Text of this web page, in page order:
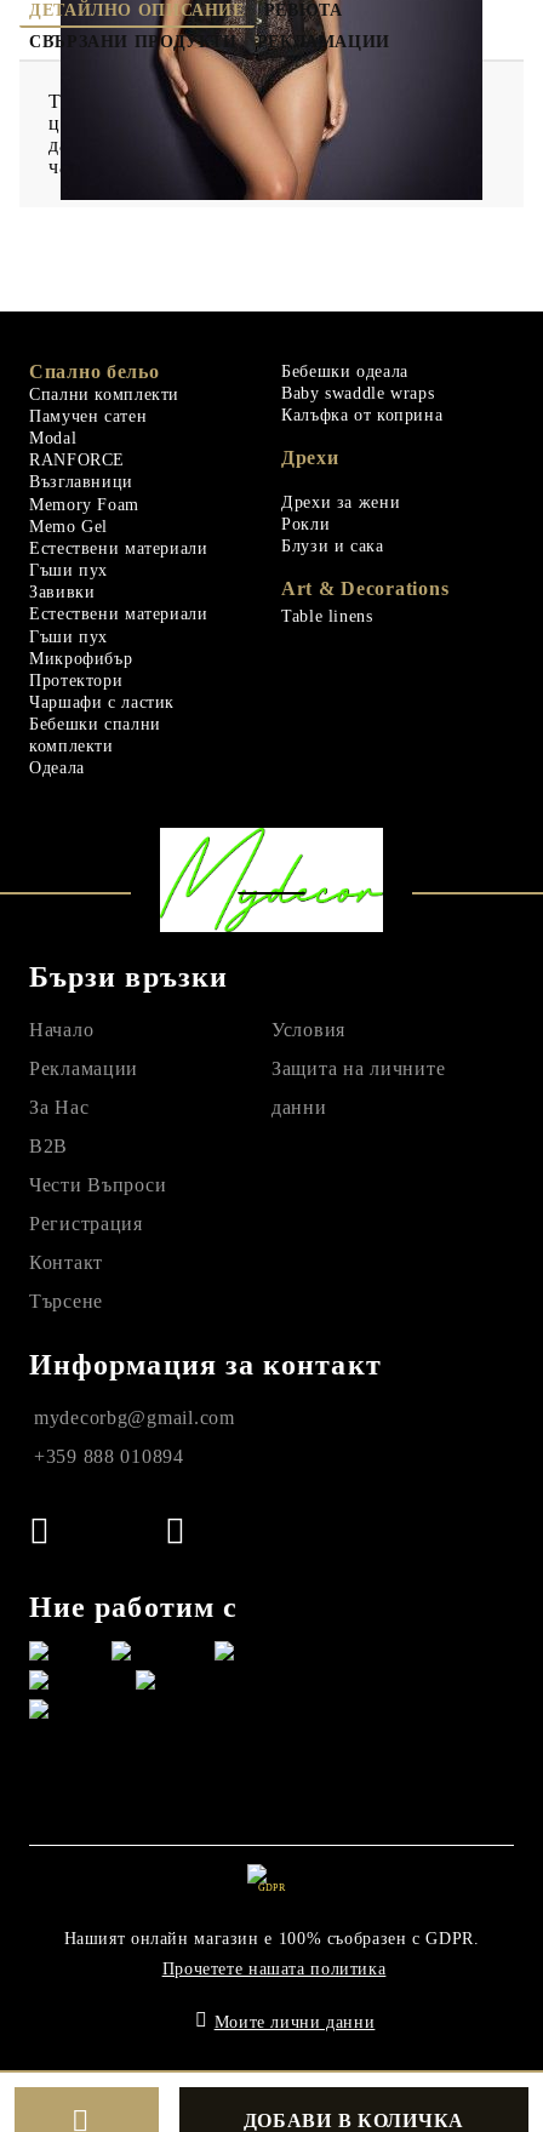
ДЕТАЙЛНО ОПИСАНИЕ
РЕВЮТА
СВЪРЗАНИ ПРОДУКТИ
РЕКЛАМАЦИИ
Този корсет е с подплатени чашки и с телесен
цвят подплата, за да даде илюзия на кожа под
дантелата. Има сребърни катарами в предната
част.
Спално бельо
Спални комплекти
Памучен сатен
Modal
RANFORCE
Възглавници
Memory Foam
Memo Gel
Естествени материали
Гъши пух
Завивки
Естествени материали
Гъши пух
Микрофибър
Протектори
Чаршафи с ластик
Бебешки спални
комплекти
Одеала
Бебешки одеала
Baby swaddle wraps
Калъфка от коприна
Дрехи
Дрехи за жени
Рокли
Блузи и сака
Art & Decorations
Table linens
Бързи връзки
Начало
Рекламации
За Нас
B2B
Чести Въпроси
Регистрация
Контакт
Търсене
Условия
Защита на личните
данни
Информация за контакт
mydecorbg@gmail.com
+359 888 010894
Ние работим с
GDPR
Нашият онлайн магазин е 100% съобразен с GDPR.
Прочетете нашата политика
Моите лични данни